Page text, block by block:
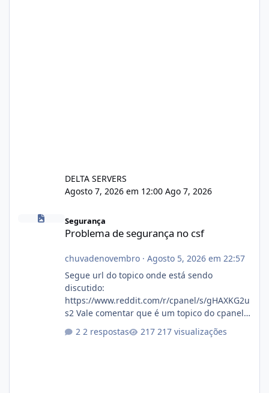
DELTA SERVERS
Agosto 7, 2026 em 12:00 Ago 7, 2026
Problema de segurança no csf
Segurança
Problema de segurança no csf
chuvadenovembro· Agosto 5, 2026 em 22:57
Segue url do topico onde está sendo
discutido:
https://www.reddit.com/r/cpanel/s/gHAXKG2u
s2 Vale comentar que é um topico do cpanel...
Não sei como ta a pegada no da.
2 respostas 217 visualizações